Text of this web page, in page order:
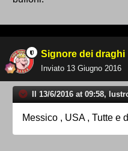
Signore dei draghi
Inviato 13 Giugno 2016
Il 13/6/2016 at 09:58,
Messico , USA , Tutte e